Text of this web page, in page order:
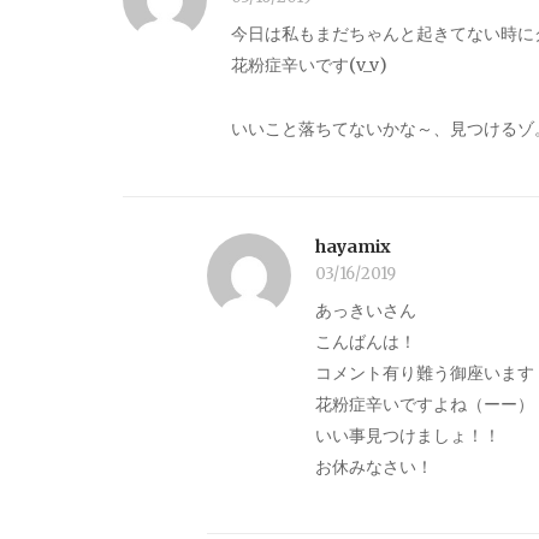
今日は私もまだちゃんと起きてない時
花粉症辛いです(v_v)
いいこと落ちてないかな～、見つけるゾ。
hayamix
03/16/2019
あっきいさん
こんばんは！
コメント有り難う御座います
花粉症辛いですよね（ーー）
いい事見つけましょ！！
お休みなさい！